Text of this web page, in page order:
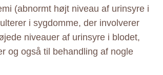
(abnormt højt niveau af urinsyre i
i sygdomme, der involverer
niveauer af urinsyre i blodet,
og også til behandling af nogle